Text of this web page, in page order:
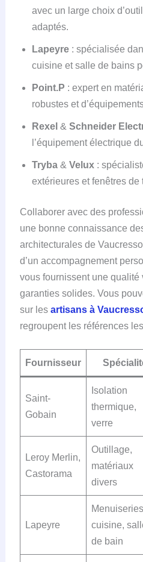
avec un large choix
adaptés.
Lapeyre: spécialisée
cuisine et salle de bains
Point.P : expert en
robustes et
Rexel & Schneider
l’équipement électrique
Tryba& Velux:
extérieures et fenêtres de
Collaborer avec des
une bonne connaissance
architecturales de
d’un accompagnement
vous fournissent une qualité
garanties solides. Vous
sur les artisans à
regroupent les références
Fournisseur
Saint-
Gobain
Isolation
thermique,
verre
Leroy Merlin,
Castorama
Outillage,
matériaux
divers
Lapeyre
cuisine,
de bain